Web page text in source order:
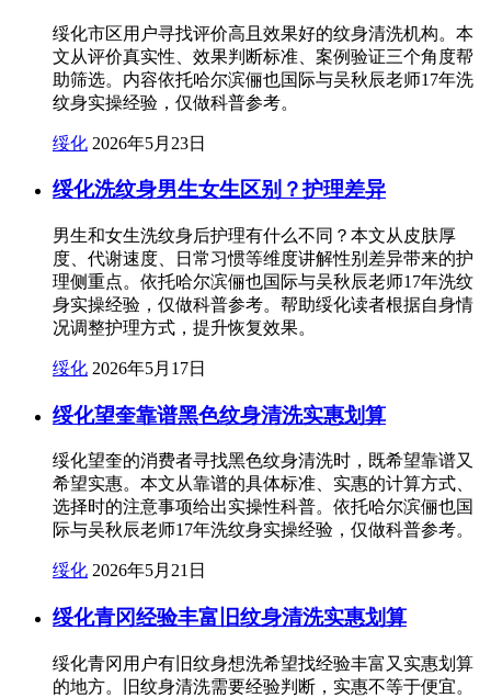
绥化市区用户寻找评价高且效果好的纹身清洗机构。本
文从评价真实性、效果判断标准、案例验证三个角度帮
助筛选。内容依托哈尔滨俪也国际与吴秋辰老师17年洗
纹身实操经验，仅做科普参考。
绥化 2026年5月23日
绥化洗纹身男生女生区别？护理差异
男生和女生洗纹身后护理有什么不同？本文从皮肤厚
度、代谢速度、日常习惯等维度讲解性别差异带来的护
理侧重点。依托哈尔滨俪也国际与吴秋辰老师17年洗纹
身实操经验，仅做科普参考。帮助绥化读者根据自身情
况调整护理方式，提升恢复效果。
绥化 2026年5月17日
绥化望奎靠谱黑色纹身清洗实惠划算
绥化望奎的消费者寻找黑色纹身清洗时，既希望靠谱又
希望实惠。本文从靠谱的具体标准、实惠的计算方式、
选择时的注意事项给出实操性科普。依托哈尔滨俪也国
际与吴秋辰老师17年洗纹身实操经验，仅做科普参考。
绥化 2026年5月21日
绥化青冈经验丰富旧纹身清洗实惠划算
绥化青冈用户有旧纹身想洗希望找经验丰富又实惠划算
的地方。旧纹身清洗需要经验判断，实惠不等于便宜。